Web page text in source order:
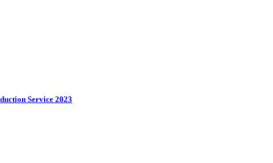
Service 2023